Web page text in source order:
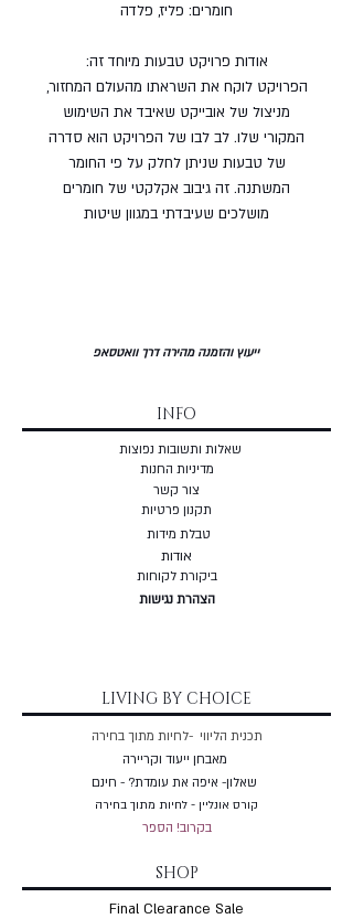
חומרים: פליז, פלדה
אודות פרויקט טבעות מיוחד זה:
הפרויקט לוקח את השראתו מהעולם המחזור,
מניצול של אובייקט שאיבד את השימוש
המקורי שלו. לב לבו של הפרויקט הוא סדרה
של טבעות שניתן לחלק על פי החומר
המשתנה. זה גיבוב אקלקטי של חומרים
מושלכים שעיבדתי במגוון שיטות
ייעוץ והזמנה מהירה דרך וואטסאפ
INFO
שאלות ותשובות נפוצות
מדיניות החנות
צור קשר
תקנון פרטיות
טבלת מידות
אודות
ביקורת לקוחות
הצהרת נגישות
LIVING BY CHOICE
תכנית הליווי -לחיות מתוך בחירה
מאבחן ייעוד וקריירה
שאלון- איפה את עומדת? - חינם
קורס אונליין - לחיות מתוך בחירה
בקרוב! הספר
SHOP
Final Clearance Sale